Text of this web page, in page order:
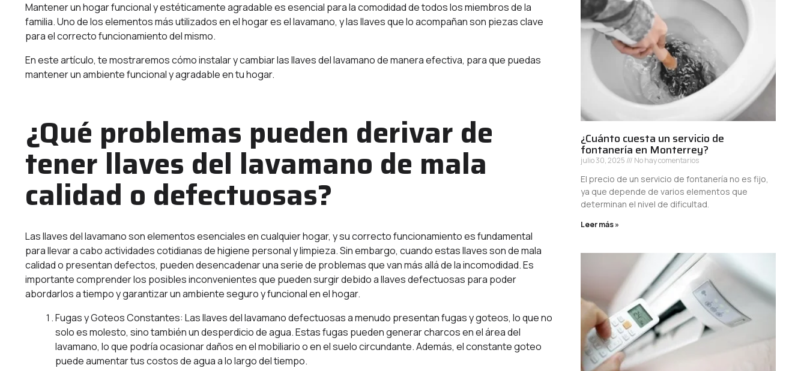
Mantener un hogar funcional y estéticamente agradable es esencial para la comodidad de todos los miembros de la
familia. Uno de los elementos más utilizados en el hogar es el lavamano, y las llaves que lo acompañan son piezas clave
para el correcto funcionamiento del mismo.
En este artículo, te mostraremos cómo instalar y cambiar las llaves del lavamano de manera efectiva, para que puedas
mantener un ambiente funcional y agradable en tu hogar.
¿Qué problemas pueden derivar de
tener llaves del lavamano de mala
calidad o defectuosas?
Las llaves del lavamano son elementos esenciales en cualquier hogar, y su correcto funcionamiento es fundamental
para llevar a cabo actividades cotidianas de higiene personal y limpieza. Sin embargo, cuando estas llaves son de mala
calidad o presentan defectos, pueden desencadenar una serie de problemas que van más allá de la incomodidad. Es
importante comprender los posibles inconvenientes que pueden surgir debido a llaves defectuosas para poder
abordarlos a tiempo y garantizar un ambiente seguro y funcional en el hogar.
Fugas y Goteos Constantes: Las llaves del lavamano defectuosas a menudo presentan fugas y goteos, lo que no
solo es molesto, sino también un desperdicio de agua. Estas fugas pueden generar charcos en el área del
lavamano, lo que podría ocasionar daños en el mobiliario o en el suelo circundante. Además, el constante goteo
puede aumentar tus costos de agua a lo largo del tiempo.
¿Cuánto cuesta un servicio de
fontanería en Monterrey?
julio 30, 2025 No hay comentarios
El precio de un servicio de fontanería no es fijo,
ya que depende de varios elementos que
determinan el nivel de dificultad.
Leer más »